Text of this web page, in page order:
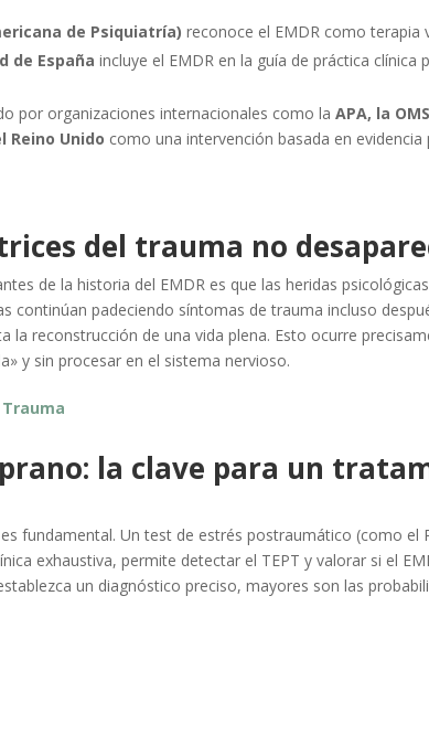
de Psiquiatría) reconoce el EMDR como terapia
de España incluye el EMDR en la guía de práctica clínica
por organizaciones internacionales como laAPA, la
Reino Unido como una intervención basada en evidencia
del trauma no
de la historia del EMDR es que las heridas
continúan padeciendo síntomas de trauma incluso
la reconstrucción de una vida plena. Esto ocurre
y sin procesar en el sistema nervioso.
Trauma
la clave para un
fundamental. Un test de estrés postraumático (como el
exhaustiva, permite detectar el TEPT y valorar si el
un diagnóstico preciso, mayores son las